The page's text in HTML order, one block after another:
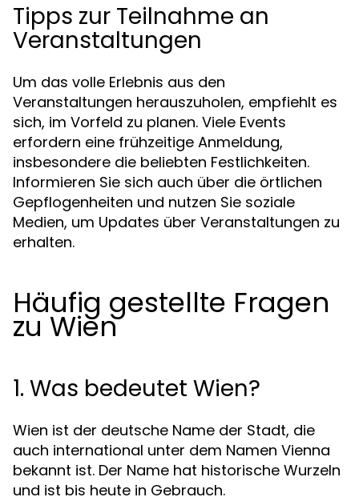
Tipps zur Teilnahme an
Veranstaltungen
Um das volle Erlebnis aus den
Veranstaltungen herauszuholen, empfiehlt es
sich, im Vorfeld zu planen. Viele Events
erfordern eine frühzeitige Anmeldung,
insbesondere die beliebten Festlichkeiten.
Informieren Sie sich auch über die örtlichen
Gepflogenheiten und nutzen Sie soziale
Medien, um Updates über Veranstaltungen zu
erhalten.
Häufig gestellte Fragen
zu Wien
1. Was bedeutet Wien?
Wien ist der deutsche Name der Stadt, die
auch international unter dem Namen Vienna
bekannt ist. Der Name hat historische Wurzeln
und ist bis heute in Gebrauch.